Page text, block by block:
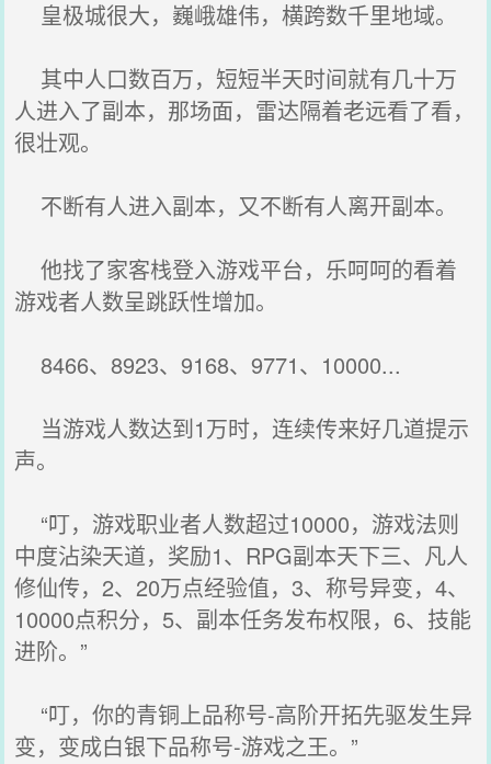
皇极城很大，巍峨雄伟，横跨数千里地域。
其中人口数百万，短短半天时间就有几十万
人进入了副本，那场面，雷达隔着老远看了看，
很壮观。
不断有人进入副本，又不断有人离开副本。
他找了家客栈登入游戏平台，乐呵呵的看着
游戏者人数呈跳跃性增加。
8466、8923、9168、9771、10000...
当游戏人数达到1万时，连续传来好几道提示
声。
“叮，游戏职业者人数超过10000，游戏法则
中度沾染天道，奖励1、RPG副本天下三、凡人
修仙传，2、20万点经验值，3、称号异变，4、
10000点积分，5、副本任务发布权限，6、技能
进阶。”
“叮，你的青铜上品称号-高阶开拓先驱发生异
变，变成白银下品称号-游戏之王。”